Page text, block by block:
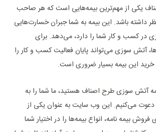
یکی از مهم‌ترین بیمه‌هایی است که هر صاحب
داشته باشد. این بیمه به شما جبران خسارت‌هایی
در کسب و کار شما را دارد، می‌دهد. برای
آتش سوزی می‌تواند پایان فعالیت کسب و کار را
خرید این بیمه بسیار ضروری است.
آتش سوزی طرح اصناف هستید، ما شما را به
دعوت می‌کنیم. این وب سایت به عنوان یکی از
بیمه نامه، انواع بیمه‌ها را در اختیار شما